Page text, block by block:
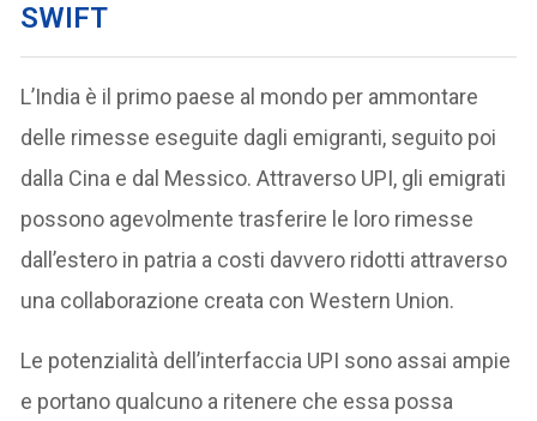
SWIFT
L’India è il primo paese al mondo per ammontare
delle rimesse eseguite dagli emigranti, seguito poi
dalla Cina e dal Messico. Attraverso UPI, gli emigrati
possono agevolmente trasferire le loro rimesse
dall’estero in patria a costi davvero ridotti attraverso
una collaborazione creata con Western Union.
Le potenzialità dell’interfaccia UPI sono assai ampie
e portano qualcuno a ritenere che essa possa